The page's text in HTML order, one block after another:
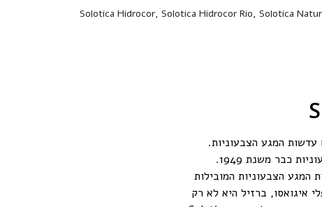
Solotica Hidrocor, Solotica Hidrocor Rio, Solotica
כבר משנת 1949.
הצבעוניות המובילות
איגואסו, ברזיל היא לא רק